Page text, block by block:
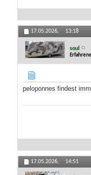
17.05.2026, 13:18
soul
peloponnes findest
17.05.2026, 14:51